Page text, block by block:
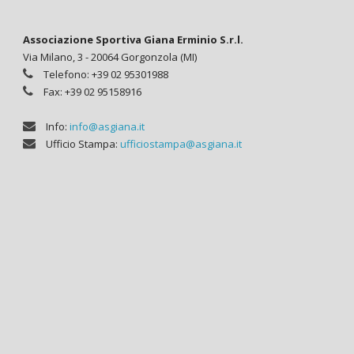
Associazione Sportiva Giana Erminio S.r.l.
Via Milano, 3 - 20064 Gorgonzola (MI)
Telefono: +39 02 95301988
Fax: +39 02 95158916
Info: info@asgiana.it
Ufficio Stampa: ufficiostampa@asgiana.it